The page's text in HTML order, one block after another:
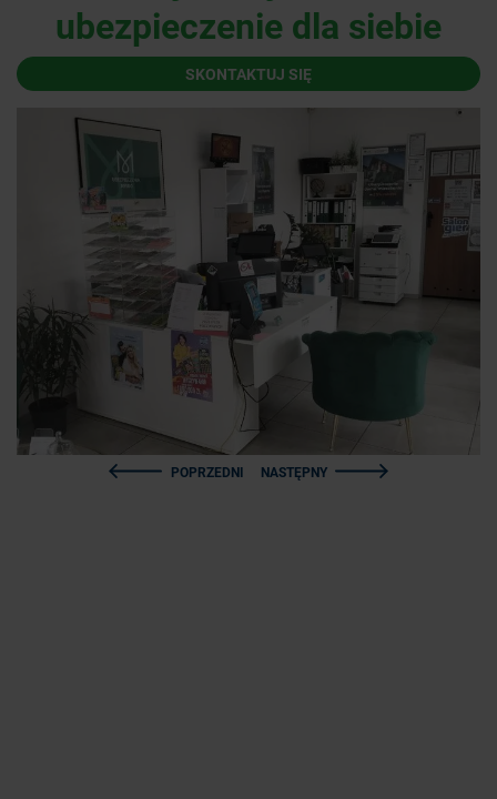
ubezpieczenie dla siebie
SKONTAKTUJ SIĘ
POPRZEDNI NASTĘPNY